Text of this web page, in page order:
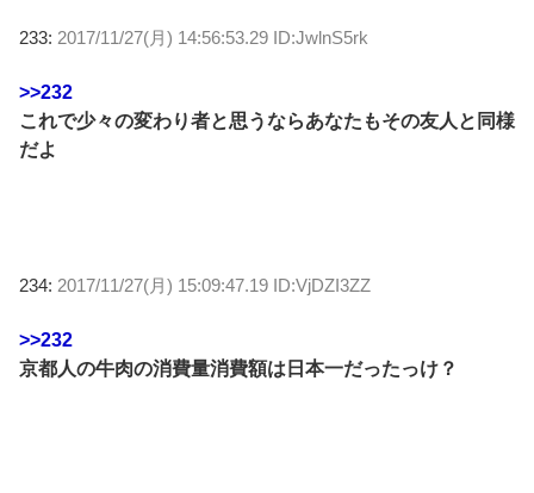
233: 2017/11/27(月) 14:56:53.29 ID:JwlnS5rk
>>232
これで少々の変わり者と思うならあなたもその友人と同様
だよ
234: 2017/11/27(月) 15:09:47.19 ID:VjDZI3ZZ
>>232
京都人の牛肉の消費量消費額は日本一だったっけ？